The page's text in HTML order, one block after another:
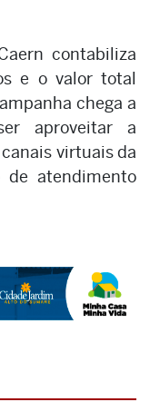
contabiliza
e o valor total
chega a
aproveitar a
virtuais da
atendimento